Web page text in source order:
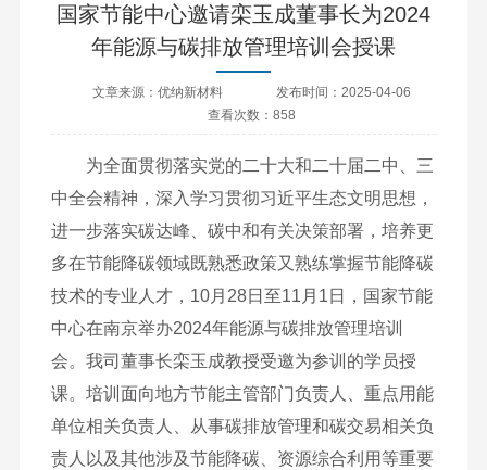
国家节能中心邀请栾玉成董事长为2024
年能源与碳排放管理培训会授课
文章来源：优纳新材料
发布时间：2025-04-06
查看次数：858
为全面贯彻落实党的二十大和二十届二中、三
中全会精神，深入学习贯彻习近平生态文明思想，
进一步落实碳达峰、碳中和有关决策部署，培养更
多在节能降碳领域既熟悉政策又熟练掌握节能降碳
技术的专业人才，10月28日至11月1日，国家节能
中心在南京举办2024年能源与碳排放管理培训
会。我司董事长栾玉成教授受邀为参训的学员授
课。培训面向地方节能主管部门负责人、重点用能
单位相关负责人、从事碳排放管理和碳交易相关负
责人以及其他涉及节能降碳、资源综合利用等重要